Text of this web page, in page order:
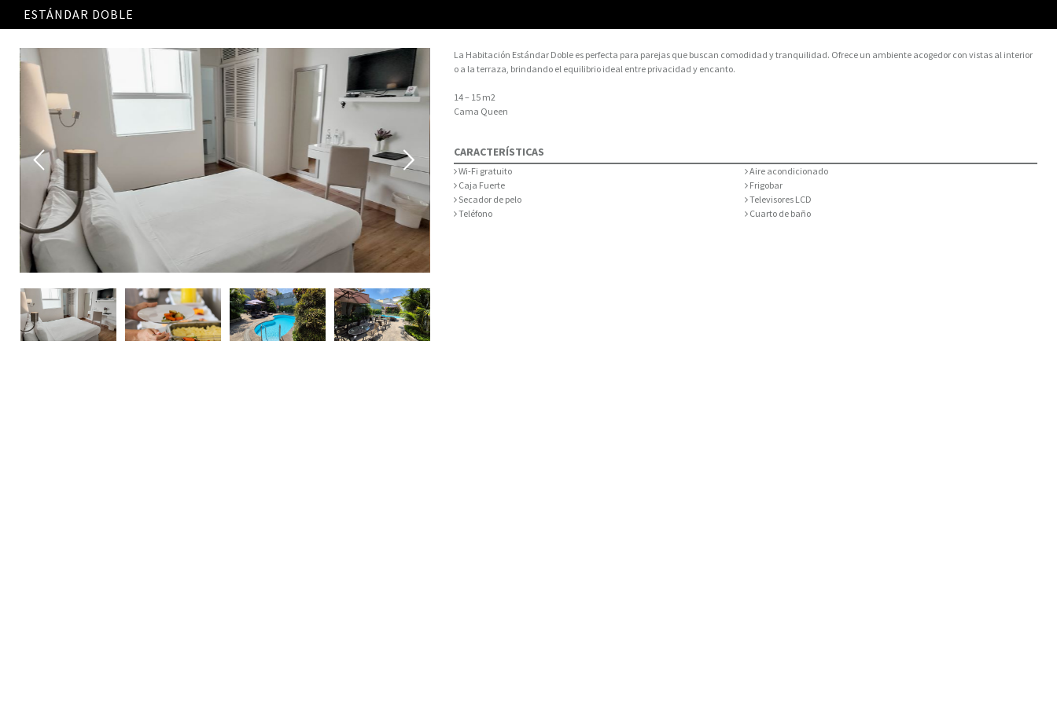
ESTÁNDAR DOBLE
La Habitación Estándar Doble es perfecta para parejas que buscan comodidad y tranquilidad. Ofrece un ambiente acogedor con vistas al interior
o a la terraza, brindando el equilibrio ideal entre privacidad y encanto.
14 – 15 m2
Cama Queen
CARACTERÍSTICAS
Wi-Fi gratuito
Aire acondicionado
Caja Fuerte
Frigobar
Secador de pelo
Televisores LCD
Teléfono
Cuarto de baño